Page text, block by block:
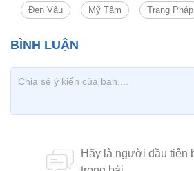
Đen Vâu Mỹ Tâm Trang Pháp